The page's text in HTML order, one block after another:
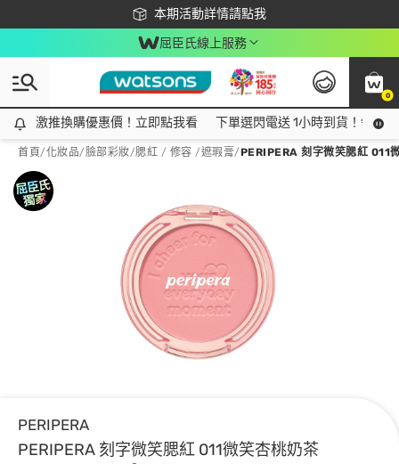
本期活動詳情請點我
下載app最高回饋$350
屈臣氏線上服務
0
激推換購優惠價！立即點我看
激推換購優惠價！立即點我看 下單選閃電送 1小時到貨！領神
首頁/化妝品/臉部彩妝/腮紅 / 修容 /遮瑕膏/PERIPERA 刻字微笑腮紅 011
PERIPERA
PERIPERA 刻字微笑腮紅 011微笑杏桃奶茶